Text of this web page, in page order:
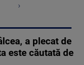
›
a plecat de
este căutată de